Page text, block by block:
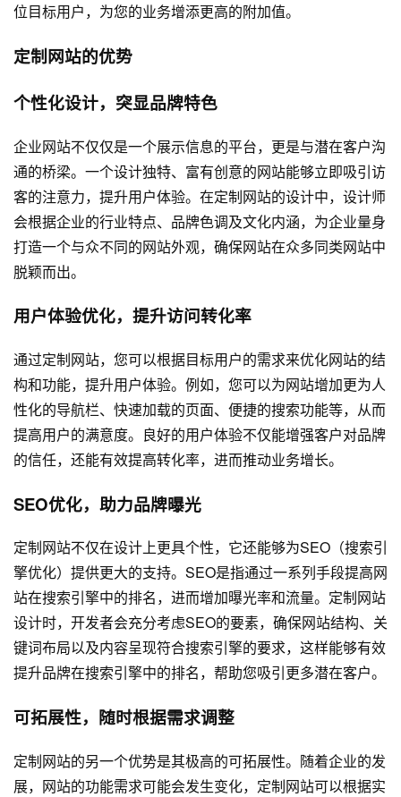
位目标用户，为您的业务增添更高的附加值。
定制网站的优势
个性化设计，突显品牌特色
企业网站不仅仅是一个展示信息的平台，更是与潜在客户沟
通的桥梁。一个设计独特、富有创意的网站能够立即吸引访
客的注意力，提升用户体验。在定制网站的设计中，设计师
会根据企业的行业特点、品牌色调及文化内涵，为企业量身
打造一个与众不同的网站外观，确保网站在众多同类网站中
脱颖而出。
用户体验优化，提升访问转化率
通过定制网站，您可以根据目标用户的需求来优化网站的结
构和功能，提升用户体验。例如，您可以为网站增加更为人
性化的导航栏、快速加载的页面、便捷的搜索功能等，从而
提高用户的满意度。良好的用户体验不仅能增强客户对品牌
的信任，还能有效提高转化率，进而推动业务增长。
SEO优化，助力品牌曝光
定制网站不仅在设计上更具个性，它还能够为SEO（搜索引
擎优化）提供更大的支持。SEO是指通过一系列手段提高网
站在搜索引擎中的排名，进而增加曝光率和流量。定制网站
设计时，开发者会充分考虑SEO的要素，确保网站结构、关
键词布局以及内容呈现符合搜索引擎的要求，这样能够有效
提升品牌在搜索引擎中的排名，帮助您吸引更多潜在客户。
可拓展性，随时根据需求调整
定制网站的另一个优势是其极高的可拓展性。随着企业的发
展，网站的功能需求可能会发生变化，定制网站可以根据实